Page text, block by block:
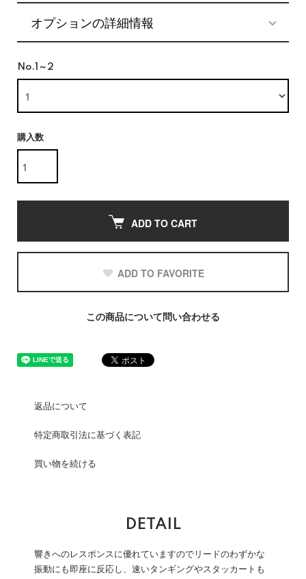
オプションの詳細情報
No.1～2
購入数
ADD TO CART
ADD TO FAVORITE
この商品について問い合わせる
返品について
特定商取引法に基づく表記
買い物を続ける
DETAIL
響きへのレスポンスに優れていますのでリードのわずかな
振動にも即座に反応し、速いタンギングやスタッカートも